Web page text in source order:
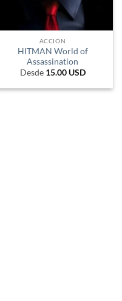
ACCIÓN
HITMAN World of
Assassination
Desde 15.00 USD